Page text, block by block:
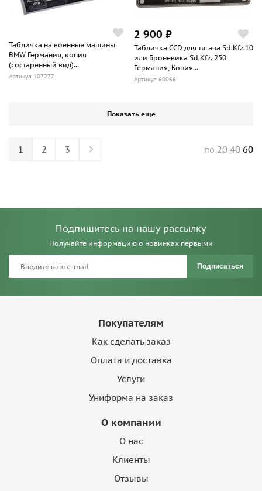
Табличка на военные машины
BMW Германия, копия
(состаренный вид)...
Артикул 107277
2 900 ₽
Табличка CCD для тягача Sd.Kfz.10
или Броневика Sd.Kfz. 250
Германия, Копия...
Артикул 60066
Показать еще
1 2 3 по 20 40 60
Подпишитесь на нашу рассылку
Получайте информацию о новинках первыми
Подписаться
Покупателям
Как сделать заказ
Оплата и доставка
Услуги
Униформа на заказ
О компании
О нас
Клиенты
Отзывы